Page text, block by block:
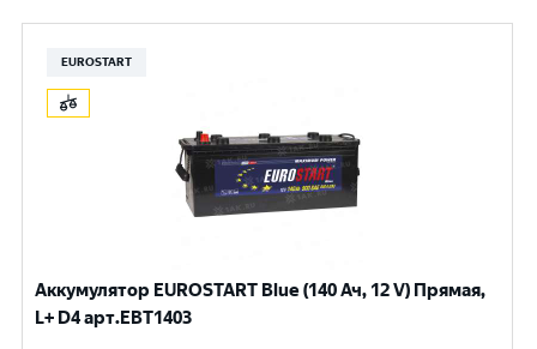
EUROSTART
Аккумулятор EUROSTART Blue (140 Ач, 12 V) Прямая,
L+ D4 арт.EBT1403